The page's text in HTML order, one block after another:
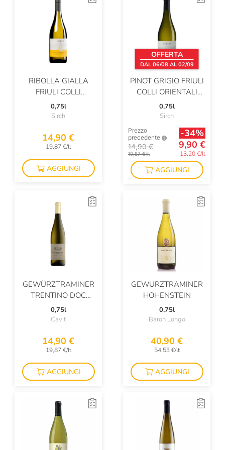
Feudo Montoni
Filippo Grasso
Firriato
Fonseca
Fontana Candida
Fontodi
Fonzone
Francesco Marra
Franck Pascal
Franco Terpin
Frecciarossa
Frescobaldi
Gancia
Gaston Dericbourg
Girardin Vincent
Glenfiddich
RIBOLLA GIALLA
FRIULI COLLI
ORIENTALI DOC
0,75l
Sirch
14,90 €
19,87 €/lt
AGGIUNGI
OFFERTA
DAL 06/08 AL 02/09
PINOT GRIGIO FRIULI
COLLI ORIENTALI
DOC
0,75l
Sirch
Prezzo
precedente
14,90 €
19,87 €/lt
-34%
9,90 €
13,20 €/lt
AGGIUNGI
GEWÜRZTRAMINER
TRENTINO DOC
BOTTEGA VINAI
0,75l
Cavit
14,90 €
19,87 €/lt
AGGIUNGI
GEWURZTRAMINER
HOHENSTEIN
0,75l
Baron Longo
40,90 €
54,53 €/lt
AGGIUNGI